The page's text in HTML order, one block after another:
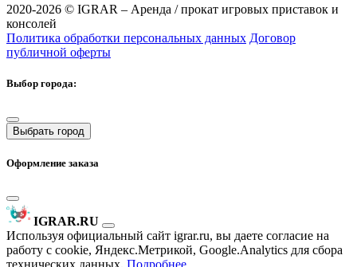
2020-2026 © IGRAR – Аренда / прокат игровых приставок и
консолей
Политика обработки персональных данных Договор
публичной оферты
Выбор города:
Выбрать город
Оформление заказа
IGRAR.RU
Используя официальный сайт igrar.ru, вы даете согласие на
работу с cookie, Яндекс.Метрикой, Google.Analytics для сбора
технических данных. Подробнее